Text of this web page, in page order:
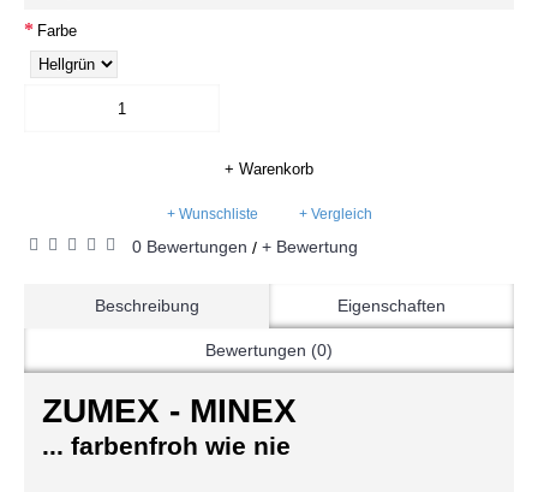
Farbe
+ Warenkorb
+ Wunschliste + Vergleich
0 Bewertungen / + Bewertung
Beschreibung Eigenschaften
Bewertungen (0)
ZUMEX - MINEX
... farbenfroh wie nie